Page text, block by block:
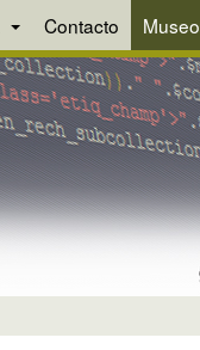
Contacto Museo